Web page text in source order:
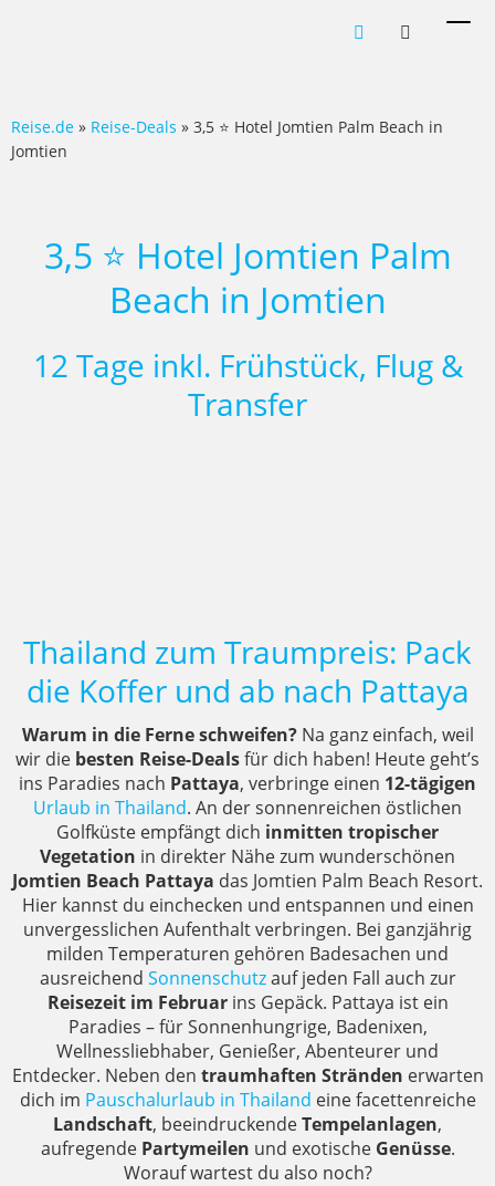
Reise.de » Reise-Deals » 3,5 ⭐ Hotel Jomtien Palm Beach in
Jomtien
3,5 ⭐ Hotel Jomtien Palm
Beach in Jomtien
12 Tage inkl. Frühstück, Flug &
Transfer
Thailand zum Traumpreis: Pack
die Koffer und ab nach Pattaya
Warum in die Ferne schweifen?Na ganz einfach, weil
wir die besten Reise-Dealsfür dich haben! Heute geht’s
ins Paradies nach Pattaya, verbringe einen 12-tägigen
Urlaub in Thailand. An der sonnenreichen östlichen
Golfküste empfängt dich inmitten tropischer
Vegetation in direkter Nähe zum wunderschönen
Jomtien Beach Pattaya das Jomtien Palm Beach Resort.
Hier kannst du einchecken und entspannen und einen
unvergesslichen Aufenthalt verbringen. Bei ganzjährig
milden Temperaturen gehören Badesachen und
ausreichend Sonnenschutzauf jeden Fall auch zur
Reisezeit im Februarins Gepäck. Pattaya ist ein
Paradies – für Sonnenhungrige, Badenixen,
Wellnessliebhaber, Genießer, Abenteurer und
Entdecker. Neben den traumhaften Stränden erwarten
dich im Pauschalurlaub in Thailand eine facettenreiche
Landschaft, beeindruckendeTempelanlagen,
aufregende Partymeilen und exotische Genüsse.
Worauf wartest du also noch?